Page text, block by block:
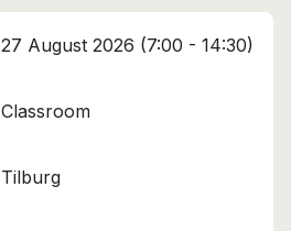
27 August 2026 (7:00 - 14:30)
Classroom
Tilburg